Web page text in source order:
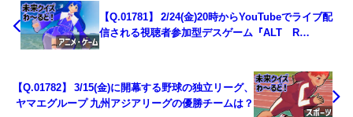
【Q.01781】 2/24(金)20時からYouTubeでライブ配
信される視聴者参加型デスゲーム『ALTÆR
【Q.01782】 3/15(金)に開幕する野球の独立リーグ、
ヤマエグループ 九州アジアリーグの優勝チームは？